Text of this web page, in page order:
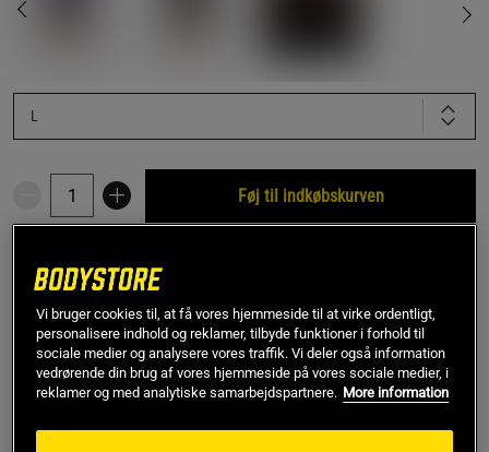
L
Føj til indkøbskurven
SKU #VENUM-06212-112R | EAN3611442110027
Venum x TEKKEN 8 Fight Shorts Yoshimitsu er lette og
fleksible kampsportsshorts, inspireret af Yoshimitsus
futuristiske cyber‑ninja‑stil.
Vi bruger cookies til, at få vores hjemmeside til at virke ordentligt,
personalisere indhold og reklamer, tilbyde funktioner i forhold til
sociale medier og analysere vores traffik. Vi deler også information
vedrørende din brug af vores hjemmeside på vores sociale medier, i
reklamer og med analytiske samarbejdspartnere. More information